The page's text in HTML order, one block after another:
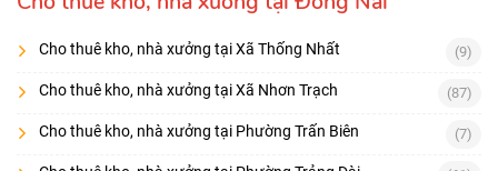
Cho thuê kho, nhà xưởng tại Xã Thống Nhất (9)
Cho thuê kho, nhà xưởng tại Xã Nhơn Trạch (87)
Cho thuê kho, nhà xưởng tại Phường Trấn Biên (7)